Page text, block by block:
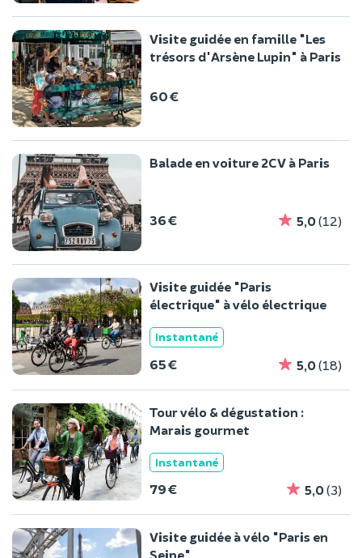
Visite guidée en famille "Les
trésors d'Arsène Lupin" à Paris
60 €
Balade en voiture 2CV à Paris
36 € 5,0(12)
Visite guidée "Paris
électrique" à vélo électrique
Instantané
65 € 5,0(18)
Tour vélo & dégustation :
Marais gourmet
Instantané
79 € 5,0(3)
Visite guidée à vélo "Paris en
Seine"